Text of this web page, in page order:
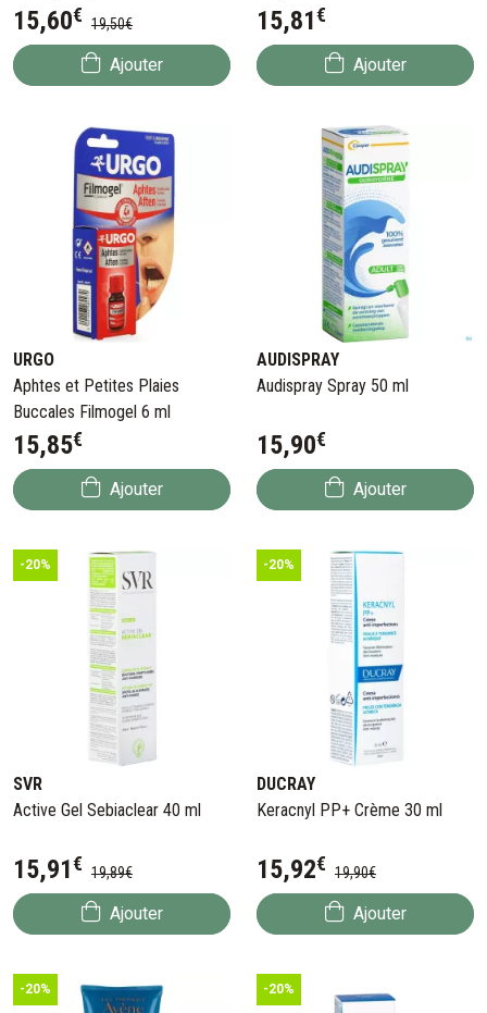
pelliculaire 100 ml
15,60€ 19,50€
Ajouter
15,81€
Ajouter
URGO
Aphtes et Petites Plaies
Buccales Filmogel 6 ml
15,85€
Ajouter
AUDISPRAY
Audispray Spray 50 ml
15,90€
Ajouter
-20%
SVR
Active Gel Sebiaclear 40 ml
15,91€ 19,89€
Ajouter
-20%
DUCRAY
Keracnyl PP+ Crème 30 ml
15,92€ 19,90€
Ajouter
-20% -20%